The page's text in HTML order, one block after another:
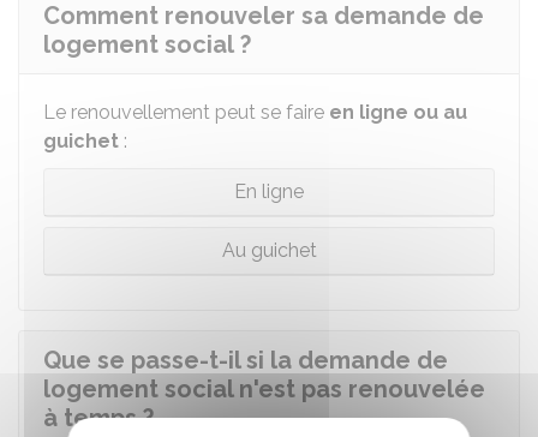
Comment renouveler sa demande de
logement social ?
Le renouvellement peut se faire en ligne ou au
guichet :
En ligne
Au guichet
Que se passe-t-il si la demande de
logement social n'est pas renouvelée
à temps ?